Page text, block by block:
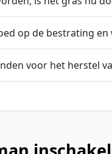
op de bestrating
voor het herstel